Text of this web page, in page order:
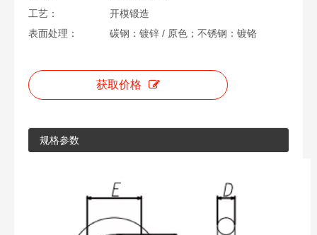
工艺：
开模锻造
表面处理：
碳钢：镀锌 / 原色；不锈钢：镀铬
获取价格
规格参数